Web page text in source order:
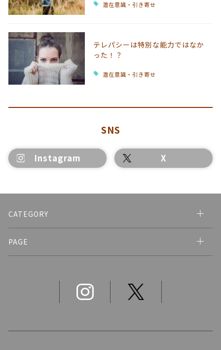
潜在意識・引き寄せ
テレパシーは特別な能力ではなか
った！？
潜在意識・引き寄せ
SNS
Instagram X
CATEGORY
PAGE